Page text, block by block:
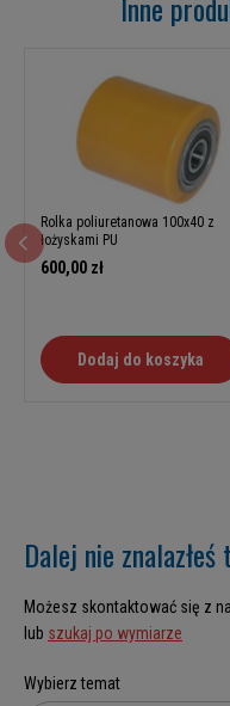
Rolka poliuretanowa 100x40 z
łożyskami PU
600,00 zł
Dodaj do koszyka
Dalej nie
Możesz skontaktować się z
lub szukaj po wymiarze